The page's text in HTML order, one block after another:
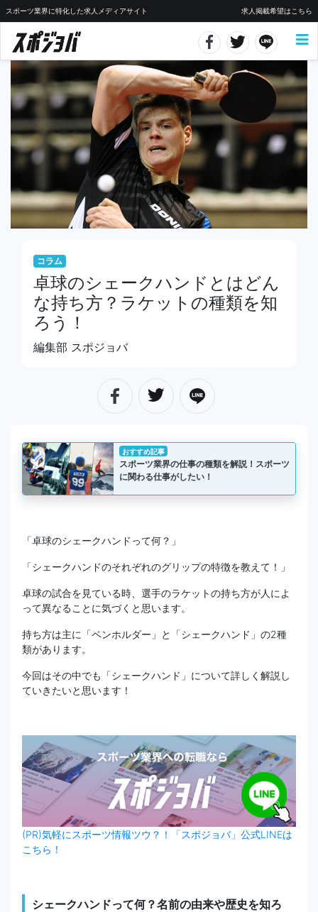
スポーツ業界に特化した求人メディアサイト 求人掲載希望はこちら
コラム
卓球のシェークハンドとはどん
な持ち方？ラケットの種類を知
ろう！
編集部 スポジョバ
おすすめ記事
スポーツ業界の仕事の種類を解説！スポーツ
に関わる仕事がしたい！
「卓球のシェークハンドって何？」
「シェークハンドのそれぞれのグリップの特徴を教えて！」
卓球の試合を見ている時、選手のラケットの持ち方が人によ
って異なることに気づくと思います。
持ち方は主に「ペンホルダー」と「シェークハンド」の2種
類があります。
今回はその中でも「シェークハンド」について詳しく解説し
ていきたいと思います！
(PR)気軽にスポーツ情報ツウ？！「スポジョバ」公式LINEは
こちら！
シェークハンドって何？名前の由来や歴史を知ろ